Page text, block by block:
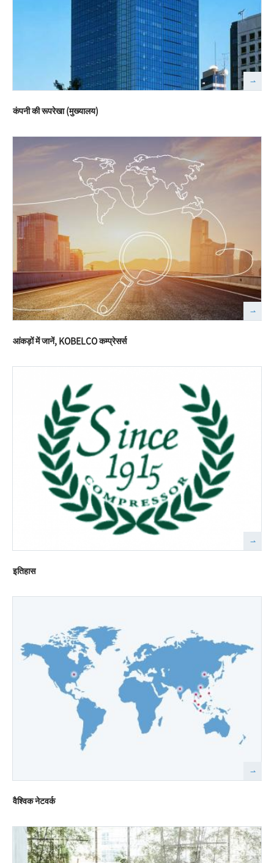
कंपनी की रूपरेखा (मुख्यालय)
आंकड़ों में जानें, KOBELCO कम्प्रेसर्स
इतिहास
वैश्विक नेटवर्क